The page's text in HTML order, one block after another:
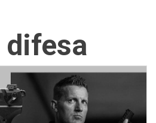
difesa